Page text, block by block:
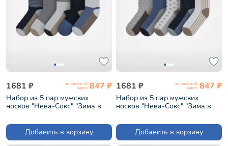
1681 ₽ по клубной
карте 847 ₽
Набор из 5 пар мужских
носков "Нева-Сокс" "Зима в
Добавить в корзину
1681 ₽ по клубной
карте 847 ₽
Набор из 5 пар мужских
носков "Нева-Сокс" "Зима в
Добавить в корзину